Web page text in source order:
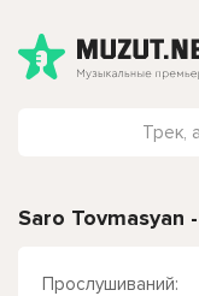
Saro Tovmasyan
Прослушиваний: